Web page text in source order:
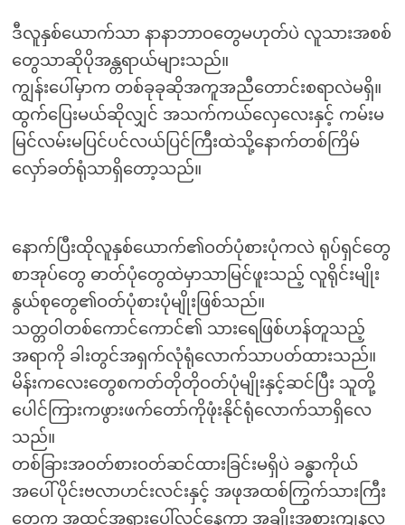
ဒီလူနှစ်ယောက်သာ နာနာဘာဝတွေမဟုတ်ပဲ လူသားအစစ်
တွေသာဆိုပိုအန္တရာယ်များသည်။
ကျွန်းပေါ်မှာက တစ်ခုခုဆိုအကူအညီတောင်းစရာလဲမရှိ။
ထွက်ပြေးမယ်ဆိုလျှင် အသက်ကယ်လှေလေးနှင့် ကမ်းမ
မြင်လမ်းမပြင်ပင်လယ်ပြင်ကြီးထဲသို့နောက်တစ်ကြိမ်
လှော်ခတ်ရုံသာရှိတော့သည်။
နောက်ပြီးထိုလူနှစ်ယောက်၏ဝတ်ပုံစားပုံကလဲ ရုပ်ရှင်တွေ
စာအုပ်တွေ ဓာတ်ပုံတွေထဲမှာသာမြင်ဖူးသည့် လူရိုင်းမျိုး
နွယ်စုတွေ၏ဝတ်ပုံစားပုံမျိုးဖြစ်သည်။
သတ္တဝါတစ်ကောင်ကောင်၏ သားရေဖြစ်ဟန်တူသည့်
အရာကို ခါးတွင်အရှက်လုံရုံလောက်သာပတ်ထားသည်။
မိန်းကလေးတွေစကတ်တိုတိုဝတ်ပုံမျိုးနှင့်ဆင်ပြီး သူတို့
ပေါင်ကြားကဖွားဖက်တော်ကိုဖုံးနိုင်ရုံလောက်သာရှိလေ
သည်။
တစ်ခြားအဝတ်စားဝတ်ဆင်ထားခြင်းမရှိပဲ ခန္ဓာကိုယ်
အပေါ်ပိုင်းဗလာဟင်းလင်းနှင့် အဖုအထစ်ကြွက်သားကြီး
တွေက အထင်အရှားပေါ်လွင်နေကာ အချိုးအစားကျနလှ